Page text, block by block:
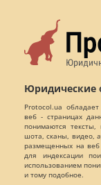
Юридические
Protocol.ua
веб - страницах
понимаются тексты,
шота, сканы, видео,
размещенных на веб
для индексации
использованием
и тому подобное.